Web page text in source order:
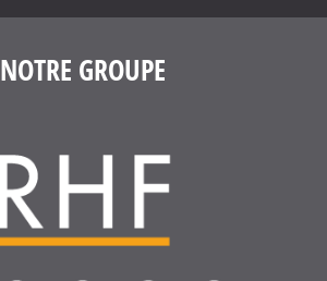
NOTRE GROUPE